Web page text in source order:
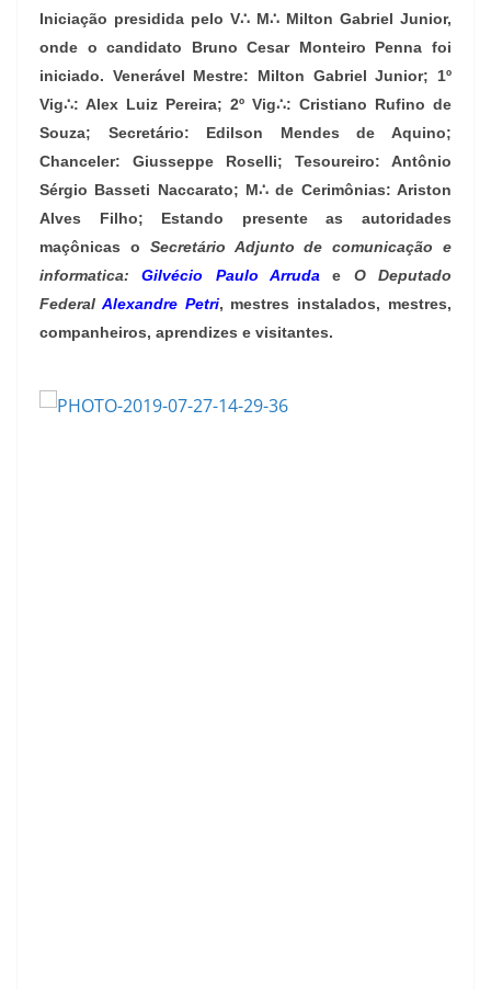
Iniciação presidida pelo V∴ M∴ Milton Gabriel Junior,
onde o candidato Bruno Cesar Monteiro Penna foi
iniciado. Venerável Mestre: Milton Gabriel Junior; 1º
Vig∴: Alex Luiz Pereira; 2º Vig∴: Cristiano Rufino de
Souza; Secretário: Edilson Mendes de Aquino;
Chanceler: Giusseppe Roselli; Tesoureiro: Antônio
Sérgio Basseti Naccarato; M∴ de Cerimônias: Ariston
Alves Filho; Estando presente as autoridades
maçônicas o Secretário Adjunto de comunicação e
informatica:Gilvécio Paulo Arruda e O Deputado
Federal Alexandre Petri, mestres instalados, mestres,
companheiros, aprendizes e visitantes.